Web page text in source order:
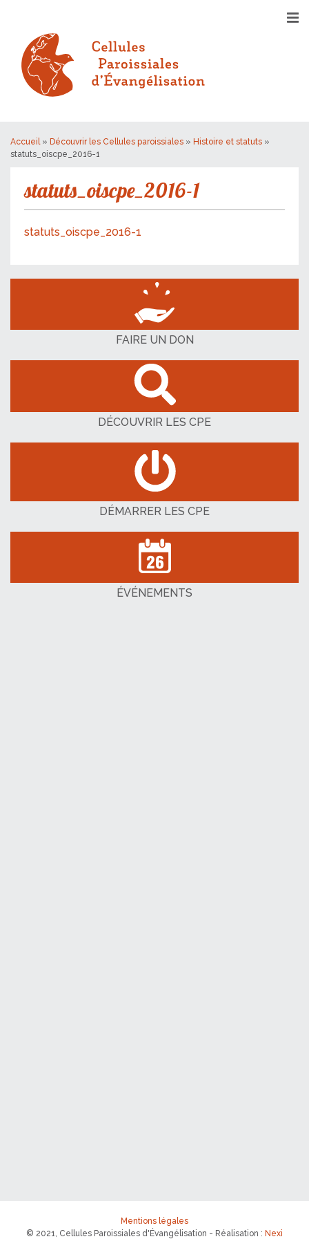
Accueil » Découvrir les Cellules paroissiales » Histoire et statuts »
statuts_oiscpe_2016-1
statuts_oiscpe_2016-1
statuts_oiscpe_2016-1
FAIRE UN DON
DÉCOUVRIR LES CPE
DÉMARRER LES CPE
ÉVÉNEMENTS
Mentions légales
© 2021, Cellules Paroissiales d'Évangélisation - Réalisation : Nexi